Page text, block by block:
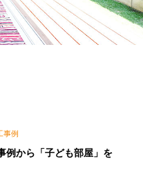
事例
例から「子ども部屋」を